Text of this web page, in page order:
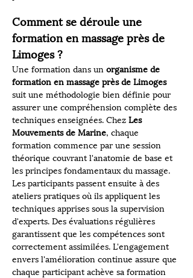
Comment se déroule une
formation en massage près de
Limoges ?
Une formation dans un organisme de
formation en massage près de Limoges
suit une méthodologie bien définie pour
assurer une compréhension complète des
techniques enseignées. Chez Les
Mouvements de Marine, chaque
formation commence par une session
théorique couvrant l'anatomie de base et
les principes fondamentaux du massage.
Les participants passent ensuite à des
ateliers pratiques où ils appliquent les
techniques apprises sous la supervision
d'experts. Des évaluations régulières
garantissent que les compétences sont
correctement assimilées. L'engagement
envers l'amélioration continue assure que
chaque participant achève sa formation